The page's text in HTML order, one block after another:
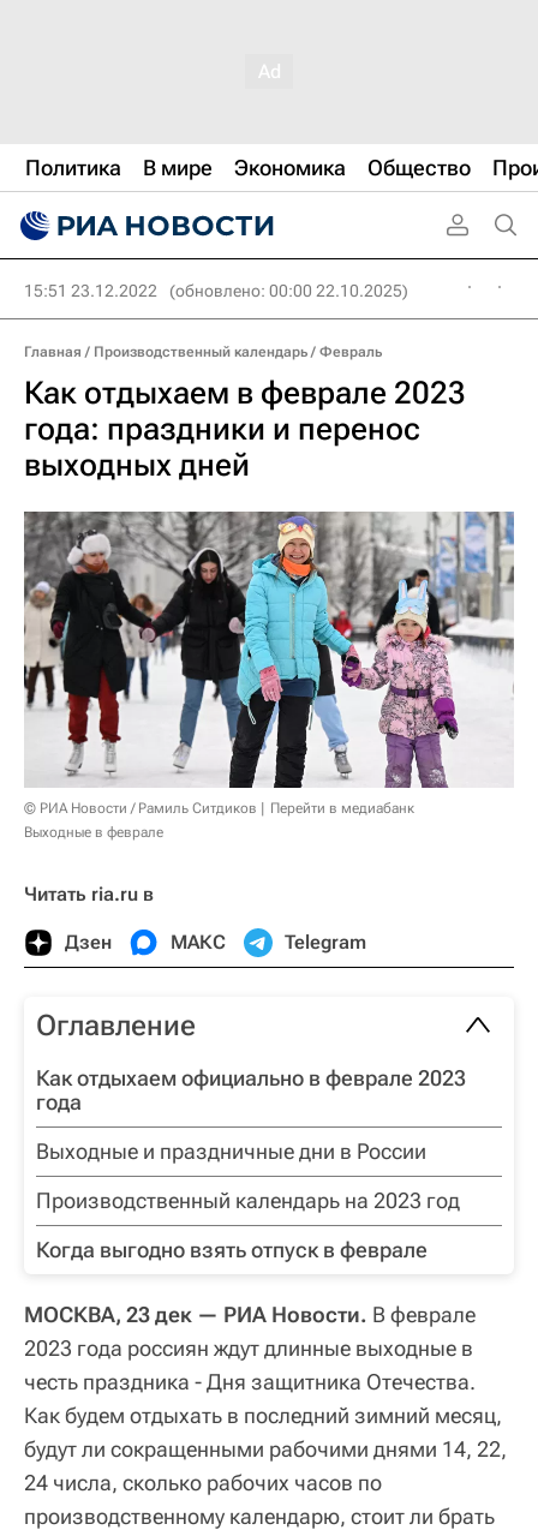
Политика В мире Экономика Общество
15:51 23.12.2022 (обновлено: 00:00 22.10.2025)
Главная / Производственный календарь / Февраль
Как отдыхаем в феврале 2023
года: праздники и перенос
выходных дней
© РИА Новости / Рамиль Ситдиков
Перейти в медиабанк
Выходные в феврале
Читать ria.ru в
Дзен МАКС Telegram
Оглавление
Как отдыхаем официально в феврале 2023
года
Выходные и праздничные дни в России
Производственный календарь на 2023 год
Когда выгодно взять отпуск в феврале
МОСКВА, 23 дек — РИА Новости. В феврале
2023 года россиян ждут длинные выходные в
честь праздника - Дня защитника Отечества.
Как будем отдыхать в последний зимний месяц,
будут ли сокращенными рабочими днями 14, 22,
24 числа, сколько рабочих часов по
производственному календарю, стоит ли брать